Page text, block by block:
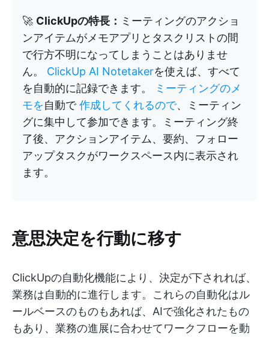
🚀 ClickUpの特長： ミーティングのアクショ
ンアイテムがメモアプリとタスクリストの間
で行方不明になってしまうことはありませ
ん。
ClickUp AI Notetakerを使えば、すべて
を自動的に記録できます。
ミーティングのメ
モを自動で作成してくれるので、ミーティン
グに集中して参加できます。ミーティング終
了後、アクションアイテム、要約、フォロー
アップタスクがワークスペース内に表示され
ます。
意思決定を行動に移す
ClickUpの自動化機能により、決定が下されれば、
業務は自動的に進行します。これらの自動化はル
ールベースのものもあれば、AIで強化されたもの
もあり、業務の進展に合わせてワークフローを動